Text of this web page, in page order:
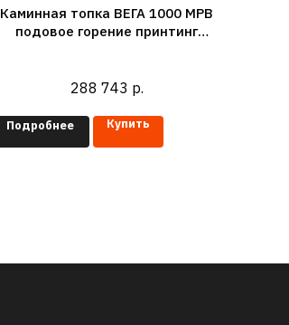
Каминная топка ВЕГА 1000 MPB
подовое горение принтинг
288 743 р.
Подробнее Купить